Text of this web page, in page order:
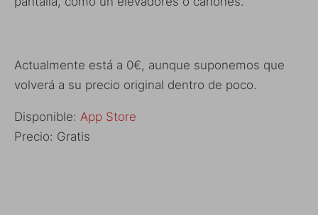
Actualmente está a 0€, aunque suponemos que
volverá a su precio original dentro de poco.
Disponible: App Store
Precio: Gratis